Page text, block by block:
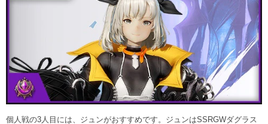
個人戦の3人目には、ジュンがおすすめです。ジュンはSSRGWダグラス